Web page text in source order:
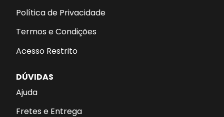
Política de Privacidade
Termos e Condições
Acesso Restrito
DÚVIDAS
Ajuda
Fretes e Entrega